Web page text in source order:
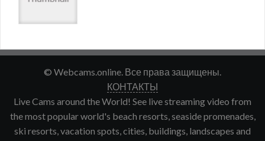
© Webcams.online. Все права защищены.
КОНТАКТЫ
Live Cams around the World! See live streaming video from
the most popular world's beach resorts, seaside promenades,
ski resorts, vacation spots, cities, buildings, landscapes and